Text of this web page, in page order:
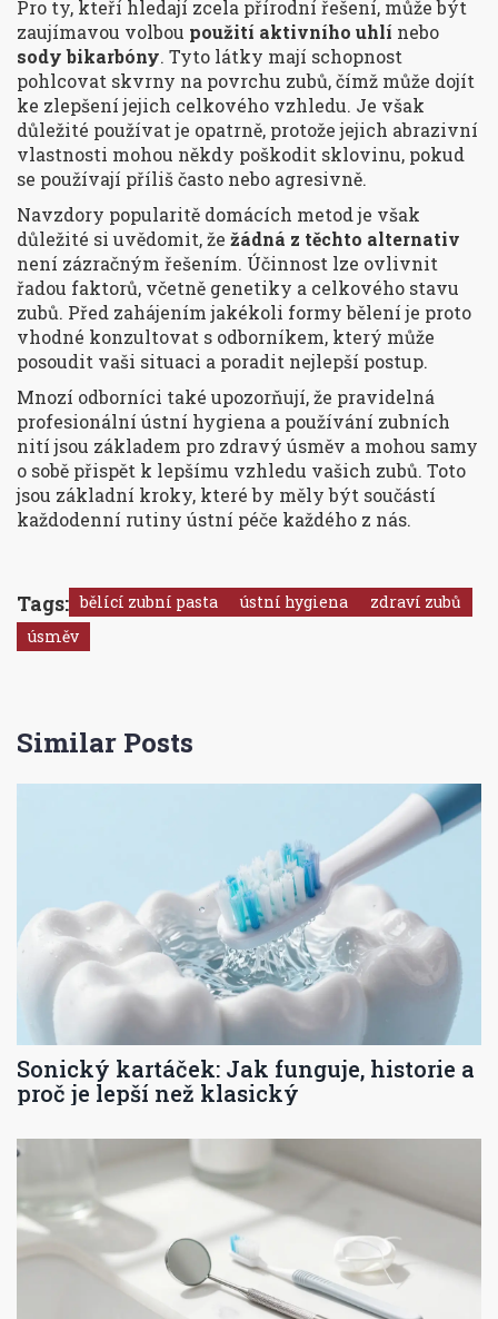
Pro ty, kteří hledají zcela přírodní řešení, může být
zaujímavou volbou použití aktivního uhlí nebo
sody bikarbóny. Tyto látky mají schopnost
pohlcovat skvrny na povrchu zubů, čímž může dojít
ke zlepšení jejich celkového vzhledu. Je však
důležité používat je opatrně, protože jejich abrazivní
vlastnosti mohou někdy poškodit sklovinu, pokud
se používají příliš často nebo agresivně.
Navzdory popularitě domácích metod je však
důležité si uvědomit, že žádná z těchto alternativ
není zázračným řešením. Účinnost lze ovlivnit
řadou faktorů, včetně genetiky a celkového stavu
zubů. Před zahájením jakékoli formy bělení je proto
vhodné konzultovat s odborníkem, který může
posoudit vaši situaci a poradit nejlepší postup.
Mnozí odborníci také upozorňují, že pravidelná
profesionální ústní hygiena a používání zubních
nití jsou základem pro zdravý úsměv a mohou samy
o sobě přispět k lepšímu vzhledu vašich zubů. Toto
jsou základní kroky, které by měly být součástí
každodenní rutiny ústní péče každého z nás.
Tags: bělící zubní pasta ústní hygiena
zdraví zubů
úsměv
Similar Posts
Sonický kartáček: Jak funguje, historie a
proč je lepší než klasický